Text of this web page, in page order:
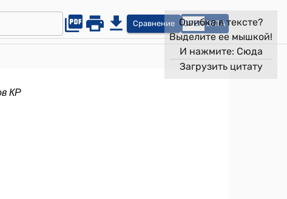
Сравнение OPEN DATA
Ошибка в тексте?
Выделите ее мышкой!
И нажмите: Сюда
Загрузить цитату